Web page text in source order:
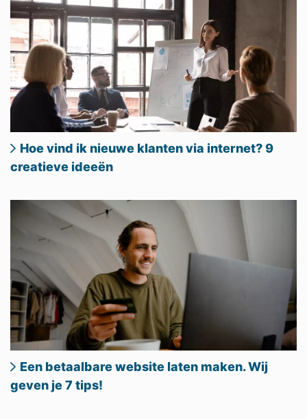
Hoe vind ik nieuwe klanten via internet? 9
creatieve ideeën
Een betaalbare website laten maken. Wij
geven je 7 tips!